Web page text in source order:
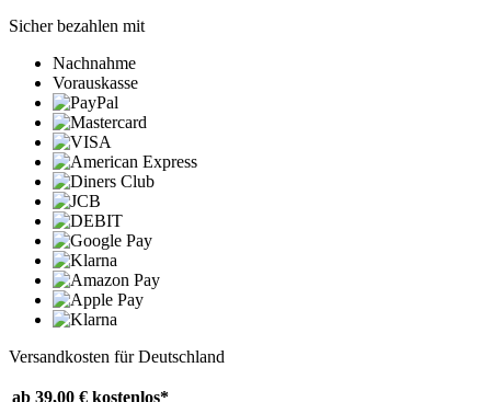
Sicher bezahlen mit
Nachnahme
Vorauskasse
Versandkosten für Deutschland
ab 39,00 € kostenlos*